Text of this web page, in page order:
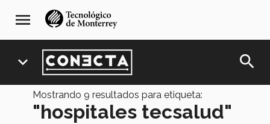
navegación
principal
menu
expand_more search
Mostrando 9 resultados para etiqueta:
"hospitales tecsalud"